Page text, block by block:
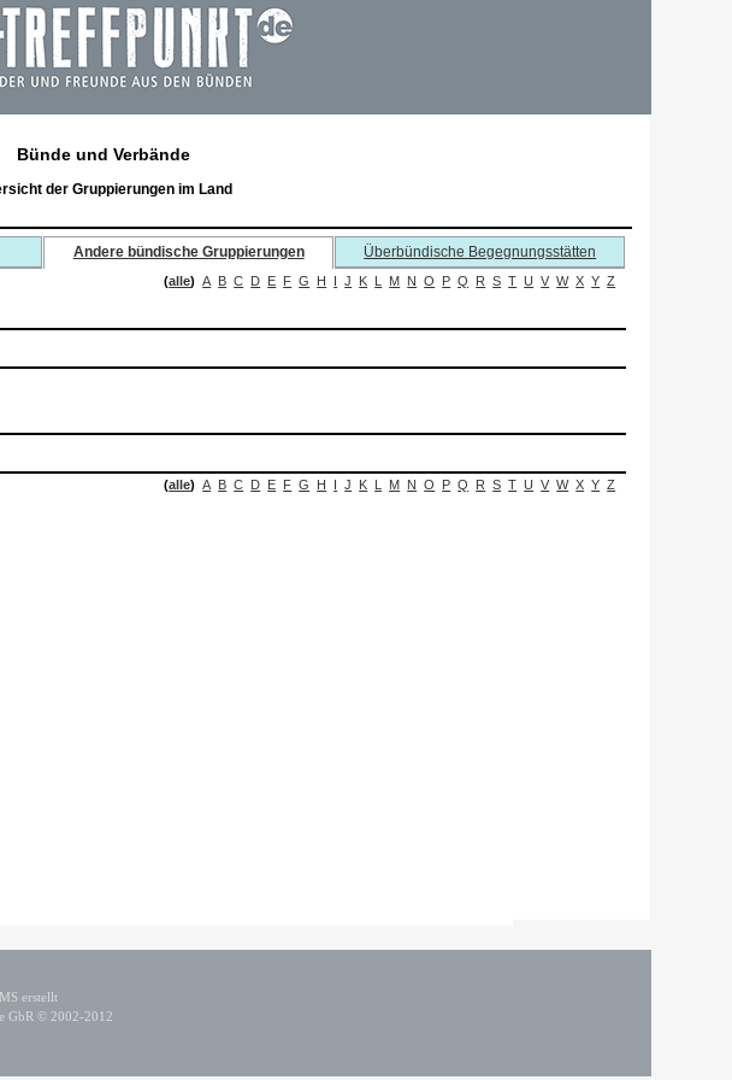
Bünde und Verbände
der Gruppierungen im Land
Andere bündische Gruppierungen Überbündische Begegnungsstätten
(alle) A B C D E F G H I J K L M N O P Q R S T U V W X Y Z
(alle) A B C D E F G H I J K L M N O P Q R S T U V W X Y Z
erstellt
GbR © 2002-2012